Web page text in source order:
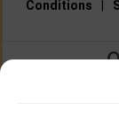
Conditions
|
Talk to